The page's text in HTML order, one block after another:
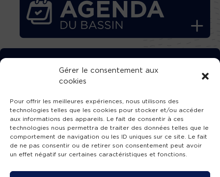
Gérer le consentement aux
cookies
Pour offrir les meilleures expériences, nous utilisons des
technologies telles que les cookies pour stocker et/ou accéder
aux informations des appareils. Le fait de consentir à ces
technologies nous permettra de traiter des données telles que le
comportement de navigation ou les ID uniques sur ce site. Le fait
de ne pas consentir ou de retirer son consentement peut avoir
un effet négatif sur certaines caractéristiques et fonctions.
TÉLÉCHARGEZ GRATUITEMENT
L’APPLICATION TVBA !
SUIVEZ-NOUS !